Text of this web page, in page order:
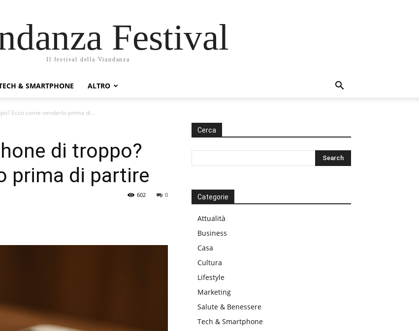
Festival
Il festival della Viandanza
& SMARTPHONE ALTRO
Ecco come venderlo prima di...
di troppo?
prima di partire
0
602
Cerca
Categorie
Attualità
Business
Casa
Cultura
Lifestyle
Marketing
Salute & Benessere
Tech & Smartphone